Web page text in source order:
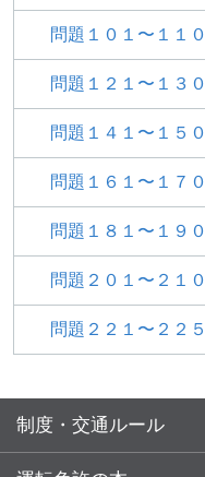
問題１０１〜１１０
問題１２１〜１３０
問題１４１〜１５０
問題１６１〜１７０
問題１８１〜１９０
問題２０１〜２１０
問題２２１〜２２５
制度・交通ルール